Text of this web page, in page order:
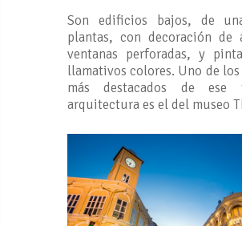
Son edificios bajos, de
plantas, con decoración de
ventanas perforadas, y
llamativos colores. Uno de
más destacados de ese
arquitectura es el del museo